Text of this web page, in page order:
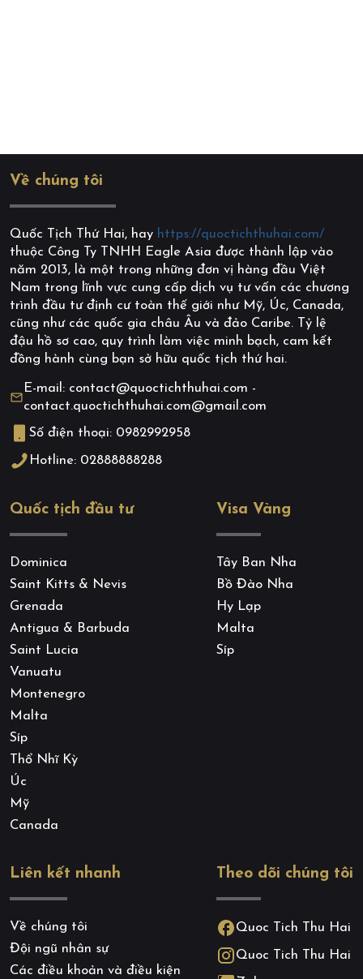
Về chúng tôi
Quốc Tịch Thứ Hai, hay https://quoctichthuhai.com/
thuộc Công Ty TNHH Eagle Asia được thành lập vào
năm 2013, là một trong những đơn vị hàng đầu Việt
Nam trong lĩnh vực cung cấp dịch vụ tư vấn các chương
trình đầu tư định cư toàn thế giới như Mỹ, Úc, Canada,
cũng như các quốc gia châu Âu và đảo Caribe. Tỷ lệ
đậu hồ sơ cao, quy trình làm việc minh bạch, cam kết
đồng hành cùng bạn sở hữu quốc tịch thứ hai.
E-mail: contact@quoctichthuhai.com -
contact.quoctichthuhai.com@gmail.com
Số điện thoại: 0982992958
Hotline: 02888888288
Quốc tịch đầu tư
Dominica
Saint Kitts & Nevis
Grenada
Antigua & Barbuda
Saint Lucia
Vanuatu
Montenegro
Malta
Síp
Thổ Nhĩ Kỳ
Úc
Mỹ
Canada
Visa Vàng
Tây Ban Nha
Bồ Đào Nha
Hy Lạp
Malta
Síp
Liên kết nhanh
Về chúng tôi
Đội ngũ nhân sự
Các điều khoản và điều kiện
Theo dõi chúng tôi
Quoc Tich Thu Hai
Quoc Tich Thu Hai